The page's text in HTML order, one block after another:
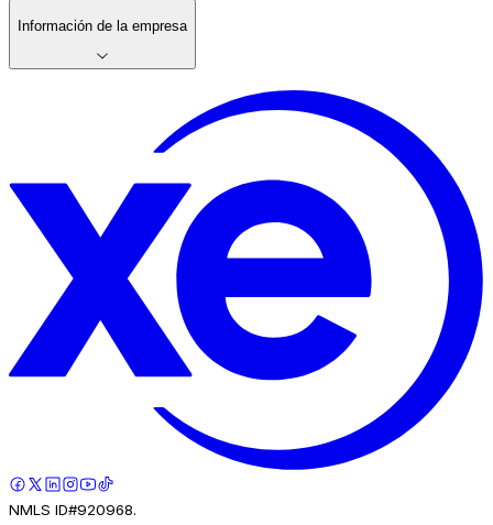
Información de la empresa
NMLS ID#920968.